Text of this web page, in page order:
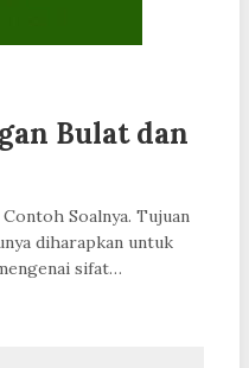
Bulat dan
Soalnya. Tujuan
diharapkan untuk
sifat…